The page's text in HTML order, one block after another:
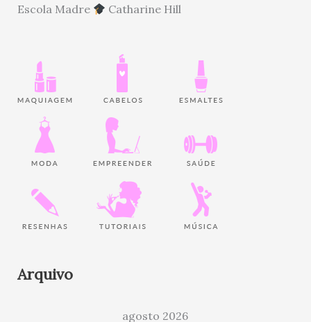
Escola Madre
Catharine Hill
Arquivo
agosto 2026